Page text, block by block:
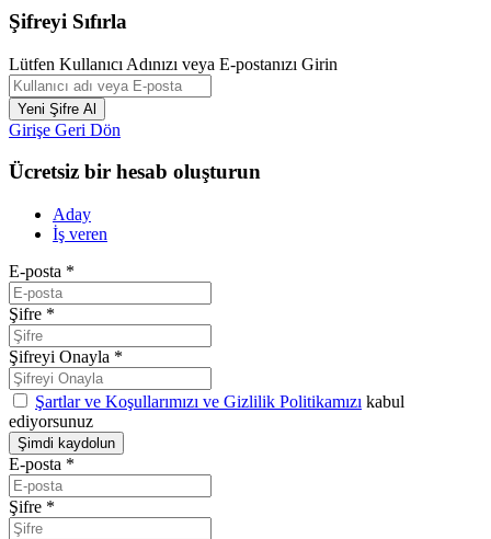
Şifreyi Sıfırla
Lütfen Kullanıcı Adınızı veya E-postanızı Girin
Girişe Geri Dön
Ücretsiz bir hesab oluşturun
Aday
İş veren
E-posta *
Şifre *
Şifreyi Onayla *
Şartlar ve Koşullarımızı ve Gizlilik Politikamızı kabul
ediyorsunuz
E-posta *
Şifre *